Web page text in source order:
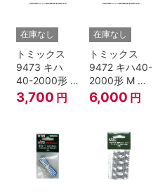
在庫なし
トミックス
9473 キハ
40-2000形 T
Nゲージ
3,700 円
在庫なし
トミックス
9472 キハ40-
2000形 M N
ゲージ
6,000 円